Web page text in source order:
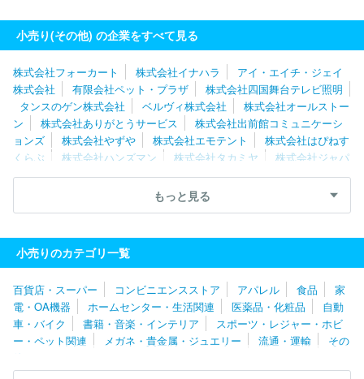
ルネット
株式会社ティンパンアレイ 株式会社クラモト
株式会
社ありがとうサービス
株式会社ベネフィットジャパン
小売り(その他) の企業をすべて見る
株式会社フォーカート 株式会社イナハラ
アイ・エイチ・ジェイ
株式会社
有限会社ペット・プラザ
株式会社四国舞台テレビ照明
タンスのゲン株式会社
ベルヴィ株式会社
株式会社オールストー
ン
株式会社ありがとうサービス
株式会社出前館コミュニケーシ
ョンズ
株式会社やずや 株式会社エモテント
株式会社はぴねす
くらぶ
株式会社ハンズマン 株式会社タカミヤ
株式会社ジャパ
ネットたかた
名央産業株式会社 株式会社千趣会
大日本印章株
株式会社タケベ無線 株式会社ジェイランド
テレニシ株
式会社
株式会社大一商会
株式会社ベネフィットジャパン
株式会社スク
ロール
株式会社ドウシシャ
つか
株式会社清川屋 株式会社エコプラス
アイアグリ株式会
社
株式会社ワールドツール 株式会社アイフォーレ
株式会社ア
イ・トピア
株式会社日本テレメッセージ
株式会社郵便局物販サ
ービス
株式会社ハンズ 株式会社エフジー武蔵
株式会社アルフ
もっと見る
小売りのカテゴリ一覧
百貨店・スーパー コンビニエンスストア アパレル 食品
家
電・OA機器
ホームセンター・生活関連 医薬品・化粧品
自動
車・バイク
書籍・音楽・インテリア
スポーツ・レジャー・ホビ
ー・ペット関連
メガネ・貴金属・ジュエリー 流通・運輸
その